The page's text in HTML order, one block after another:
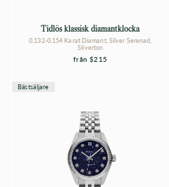
Tidlös klassisk diamantklocka
0.132-0.154 Karat Diamant, Silver Serenad,
Silverton
från $215
Bästsäljare